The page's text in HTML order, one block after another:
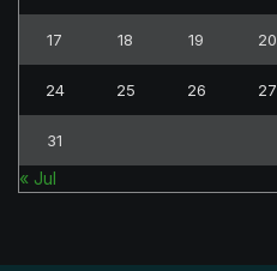
17 18 19 20
24 25 26 27
31
« Jul